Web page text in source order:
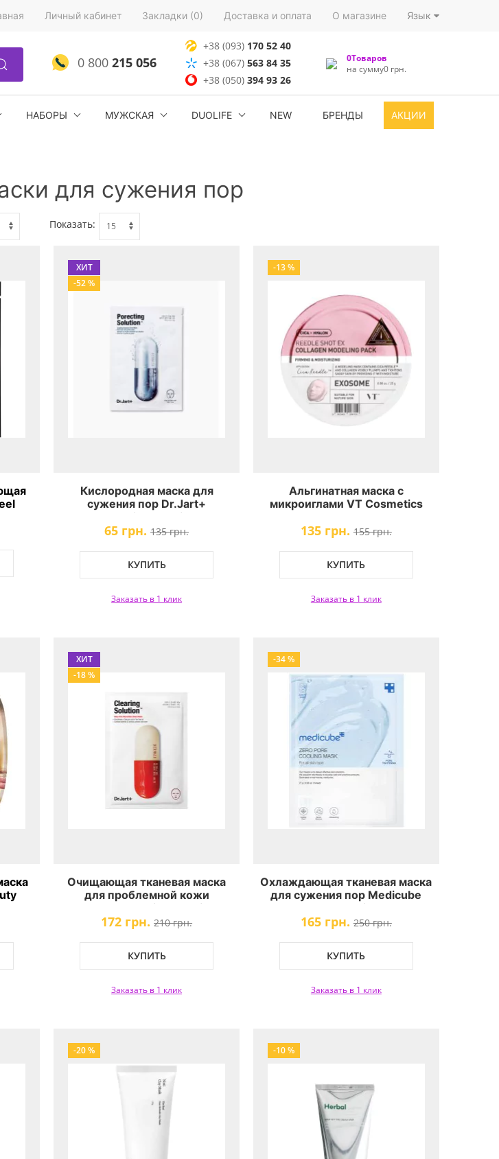
Личный кабинет Закладки (0) Доставка и оплата О магазине Язык
0 800215 056
+38 (093) 170 52 40
+38 (067) 563 84 35
+38 (050)394 93 26
0Товаров
на сумму0 грн.
НАБОРЫ МУЖСКАЯ DUOLIFE NEW БРЕНДЫ АКЦИИ
для сужения пор
Показать:
ХИТ
-52 %
Кислородная маска для
сужения пор Dr.Jart+
Porecting Solution
65 грн. 135 грн.
КУПИТЬ
Заказать в 1 клик
-13 %
Альгинатная маска с
микроиглами VT Cosmetics
Modeling Pack
135 грн. 155 грн.
КУПИТЬ
Заказать в 1 клик
ХИТ
-18 %
Очищающая тканевая маска
для проблемной кожи
Dr.Jart+ Clearing Solution
172 грн. 210 грн.
КУПИТЬ
Заказать в 1 клик
-34 %
Охлаждающая тканевая маска
для сужения пор Medicube
Zero Pore Cooling Mask
165 грн. 250 грн.
КУПИТЬ
Заказать в 1 клик
-20 % -10 %